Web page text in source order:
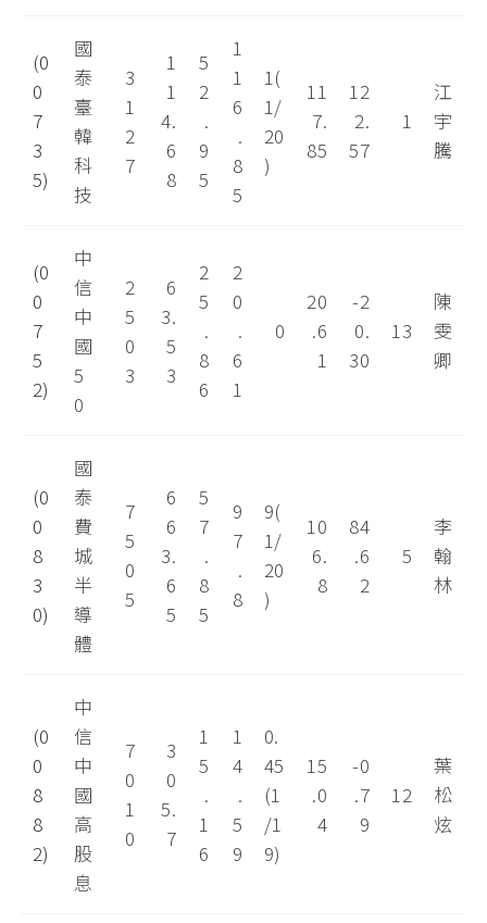
(0
0
7
3
5)
國
泰
臺
韓
科
技
3
1
2
7
1
1
4.
6
8
5
2
.
9
5
1
1
6
.
8
5
1(
1/
20
)
11
7.
85
12
2.
57
1
江
宇
騰
(0
0
7
5
2)
中
信
中
國
5
0
2
5
0
3
6
3.
5
3
2
5
.
8
6
2
0
.
6
1
0
20
.6
1
-2
0.
30
13
陳
雯
卿
(0
0
8
3
0)
國
泰
費
城
半
導
體
7
5
0
5
6
6
3.
6
5
5
7
.
8
5
9
7
.
8
9(
1/
20
)
10
6.
8
84
.6
2
5
李
翰
林
(0
0
8
8
2)
中
信
中
國
高
股
息
7
0
1
0
3
0
5.
7
1
5
.
1
6
1
4
.
5
9
0.
45
(1
/1
9)
15
.0
4
-0
.7
9
12
葉
松
炫